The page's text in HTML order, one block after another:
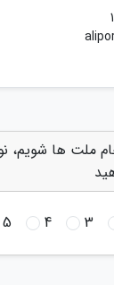
جام ملت ها
3
4
5